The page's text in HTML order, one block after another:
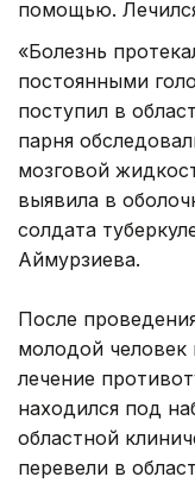
помощью.
«Болезнь
постоянными
поступил в
парня
мозговой
выявила в
солдата
Аймурзиева.
После
молодой человек
лечение
находился под
областной
перевели в